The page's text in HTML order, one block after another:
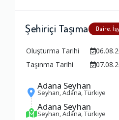
Şehiriçi Taşıma Daire,
Oluşturma Tarihi
Taşınma Tarihi
Adana Seyhan
Seyhan, Adana, Türkiye
Adana Seyhan
Seyhan, Adana, Türkiye